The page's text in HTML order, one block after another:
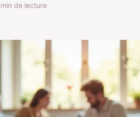
de lecture